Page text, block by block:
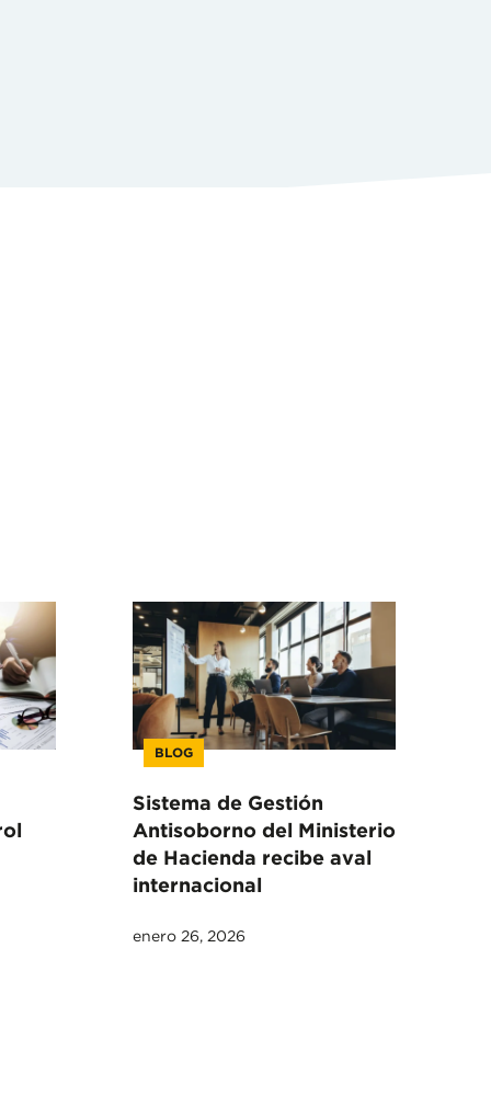
BLOG
Sistema de Gestión
Antisoborno del Ministerio
de Hacienda recibe aval
internacional
enero 26, 2026